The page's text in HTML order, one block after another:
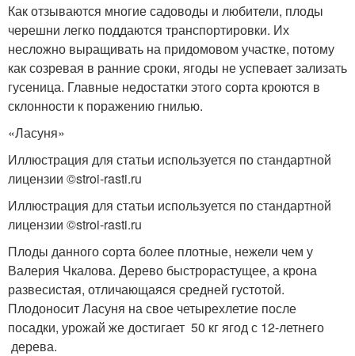
Как отзываются многие садоводы и любители, плоды
черешни легко поддаются транспортировки. Их
несложно выращивать на придомовом участке, потому
как созревая в ранние сроки, ягоды не успевает зализать
гусеница. Главные недостатки этого сорта кроются в
склонности к поражению гнилью.
«Ласуня»
Иллюстрация для статьи используется по стандартной
лицензии ©stroi-rasti.ru
Иллюстрация для статьи используется по стандартной
лицензии ©stroi-rasti.ru
Плоды данного сорта более плотные, нежели чем у
Валерия Чкалова. Дерево быстрорастущее, а крона
развесистая, отличающаяся средней густотой.
Плодоносит Ласуня на свое четырехлетие после
посадки, урожай же достигает 50 кг ягод с 12-летнего
дерева.